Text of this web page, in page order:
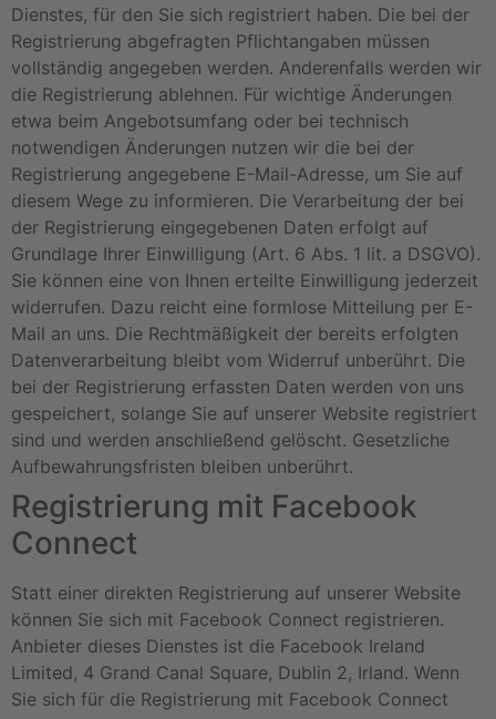
Dienstes, für den Sie sich registriert haben. Die bei der
Registrierung abgefragten Pflichtangaben müssen
vollständig angegeben werden. Anderenfalls werden wir
die Registrierung ablehnen. Für wichtige Änderungen
etwa beim Angebotsumfang oder bei technisch
notwendigen Änderungen nutzen wir die bei der
Registrierung angegebene E-Mail-Adresse, um Sie auf
diesem Wege zu informieren. Die Verarbeitung der bei
der Registrierung eingegebenen Daten erfolgt auf
Grundlage Ihrer Einwilligung (Art. 6 Abs. 1 lit. a DSGVO).
Sie können eine von Ihnen erteilte Einwilligung jederzeit
widerrufen. Dazu reicht eine formlose Mitteilung per E-
Mail an uns. Die Rechtmäßigkeit der bereits erfolgten
Datenverarbeitung bleibt vom Widerruf unberührt. Die
bei der Registrierung erfassten Daten werden von uns
gespeichert, solange Sie auf unserer Website registriert
sind und werden anschließend gelöscht. Gesetzliche
Aufbewahrungsfristen bleiben unberührt.
Registrierung mit Facebook
Connect
Statt einer direkten Registrierung auf unserer Website
können Sie sich mit Facebook Connect registrieren.
Anbieter dieses Dienstes ist die Facebook Ireland
Limited, 4 Grand Canal Square, Dublin 2, Irland. Wenn
Sie sich für die Registrierung mit Facebook Connect